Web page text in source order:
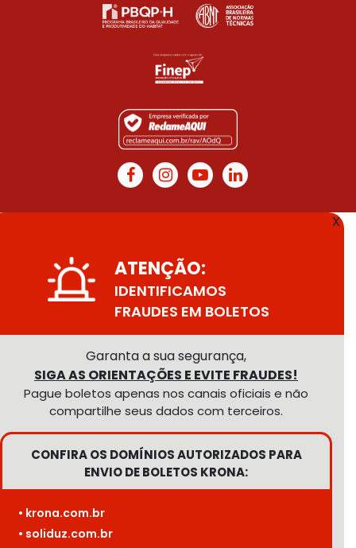
X
ATENÇÃO:
IDENTIFICAMOS
FRAUDES EM BOLETOS
Garanta a sua segurança,
SIGA AS ORIENTAÇÕES E EVITE FRAUDES!
Pague boletos apenas nos canais oficiais e não
compartilhe seus dados com terceiros.
CONFIRA OS DOMÍNIOS AUTORIZADOS PARA
ENVIO DE BOLETOS KRONA:
• krona.com.br
• soliduz.com.br